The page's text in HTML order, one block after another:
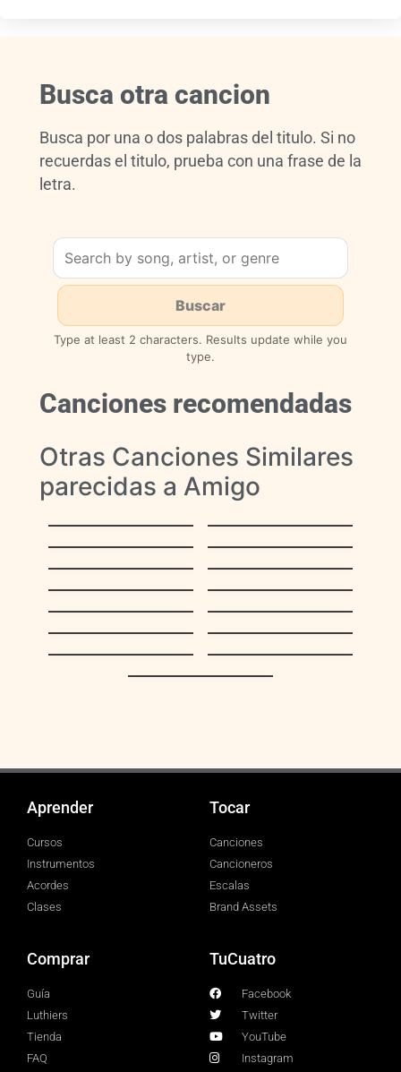
Busca otra cancion
Busca por una o dos palabras del titulo. Si no
recuerdas el titulo, prueba con una frase de la
letra.
Type at least 2 characters. Results update while you
type.
Canciones recomendadas
Otras Canciones Similares
parecidas a Amigo
Aquel Zuliano
Vivo
Sin Rencor
Onomatopeyica
Amparito
Pa’ que Luis
La Moza
El Negrito Fullero
Tamunangue
18 de Noviembre
La voy a tocar a pie
La Restinga
Fiesta decembrina
Huele a Navidad
Nacional
Aprender
Cursos
Instrumentos
Acordes
Clases
Tocar
Canciones
Cancioneros
Escalas
Brand Assets
Comprar
Guía
Luthiers
Tienda
FAQ
TuCuatro
Facebook
Twitter
YouTube
Instagram